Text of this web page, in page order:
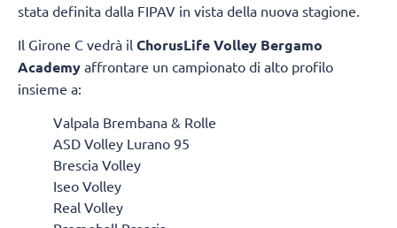
stata definita dalla FIPAV in vista della nuova stagione.
Il Girone C vedrà il ChorusLife Volley Bergamo
Academy affrontare un campionato di alto profilo
insieme a:
Valpala Brembana & Rolle
ASD Volley Lurano 95
Brescia Volley
Iseo Volley
Real Volley